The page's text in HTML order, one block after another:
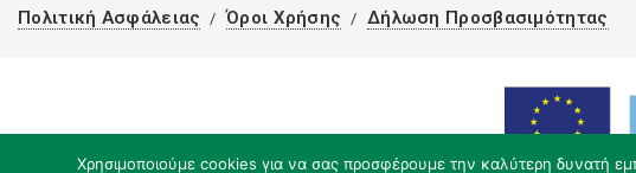
Πολιτική Ασφάλειας Όροι Χρήσης Δήλωση Προσβασιμότητας
Χρησιμοποιούμε cookies για να σας προσφέρουμε την καλύτερη δυνατή